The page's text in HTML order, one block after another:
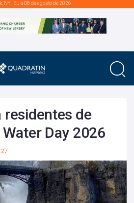
NY., EU a 08 de agosto de 2026
residentes de
Day 2026